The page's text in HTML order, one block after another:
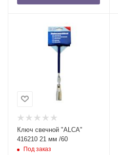
Ключ свечной "ALCA"
416210 21 мм /60
Под заказ